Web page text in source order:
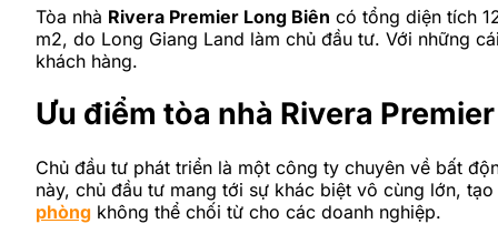
Tòa nhà Rivera Premier Long Biên có tổng diện tích
m2, do Long Giang Land làm chủ đầu tư. Với những
khách hàng.
Ưu điểm tòa nhà Rivera
Chủ đầu tư phát triển là một công ty chuyên về bất
này, chủ đầu tư mang tới sự khác biệt vô cùng lớn,
phòng không thể chối từ cho các doanh nghiệp.